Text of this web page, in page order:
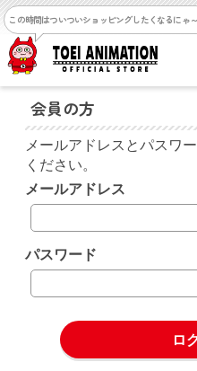
この時間はついついショッピングしたくなるにゃ～
会員の方
メールアドレスとパスワ
ください。
メールアドレス
パスワード